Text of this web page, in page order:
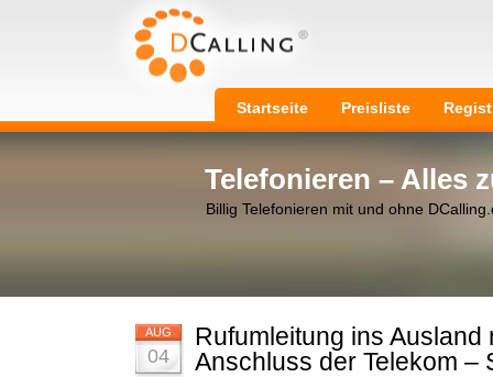
Startseite Preisliste
Telefonieren – Alles
Billig Telefonieren mit und ohne
AUG
04
Rufumleitung ins Ausland
Anschluss der Telekom –